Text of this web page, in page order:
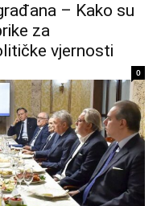
– Kako su
za
vjernosti
0